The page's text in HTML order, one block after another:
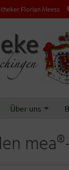
Florian Meess
Über uns